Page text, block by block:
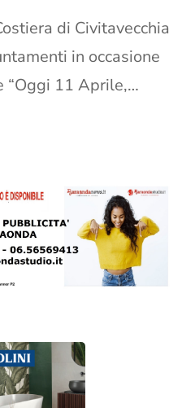
di Civitavecchia
in occasione
“Oggi 11 Aprile,…